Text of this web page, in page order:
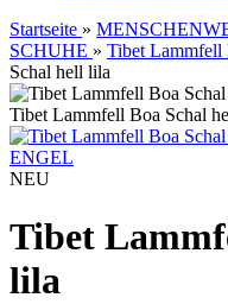
Startseite »
SCHUHE » Tibet Lammfell
Schal hell lila
Tibet Lammfell Boa Schal
ENGEL
NEU
Tibet
lila